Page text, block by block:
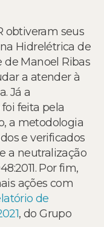
obtiveram seus
Hidrelétrica de
de Manoel Ribas
a atender à
Já a
feita pela
a metodologia
e verificados
a neutralização
Por fim,
ações com
de
, do Grupo